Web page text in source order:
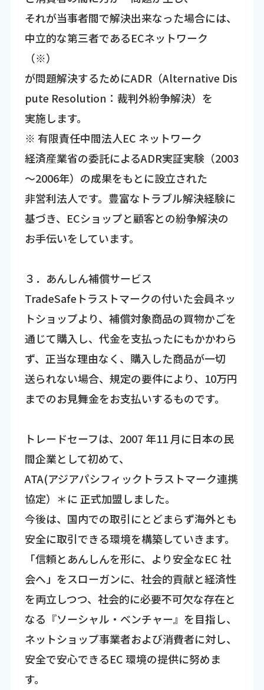
それが当事者間で解決出来なった場合には、
中立的な第三者であるECネットワーク
（※）
が問題解決するためにADR（Alternative Dis
pute Resolution：裁判外紛争解決）を
実施します。
※ 有限責任中間法人EC ネットワーク
経済産業省の委託によるADR実証実験（2003
～2006年）の成果をもとに設立された
非営利法人です。豊富なトラブル解決経験に
基づき、ECショップと顧客との紛争解決の
お手伝いをしています。
３．あんしん補償サービス
TradeSafeトラストマークの付いた会員ネッ
トショップより、補償対象商品の買物かごを
通じて購入し、代金を支払ったにもかかわら
ず、正当な理由なく、購入した商品が一切
送られない場合、規定の要件により、10万円
までのお見舞金をお支払いするものです。
トレードセーフは、2007 年11 月に日本の民
間企業として初めて、
ATA(アジアパシフィックトラストマーク連携
協定）＊に 正式加盟しました。
今後は、国内での取引にとどまらず海外とも
安全に取引できる環境を構築していきます。
「信頼とあんしんを形に、より安全なEC 社
会へ」をスローガンに、社会的貢献と経済性
を両立しつつ、社会的に必要不可欠な存在と
なる『ソーシャル・ベンチャー』を目指し、
ネットショップ事業者および消費者に対し、
安全で安心できるEC 環境の提供に努めま
す。